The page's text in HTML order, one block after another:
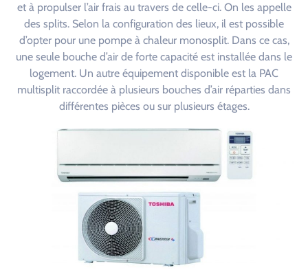
et à propulser l’air frais au travers de celle-ci. On les appelle
des splits. Selon la configuration des lieux, il est possible
d’opter pour une pompe à chaleur monosplit. Dans ce cas,
une seule bouche d’air de forte capacité est installée dans le
logement. Un autre équipement disponible est la PAC
multisplit raccordée à plusieurs bouches d’air réparties dans
différentes pièces ou sur plusieurs étages.